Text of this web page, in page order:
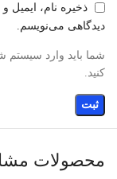
ذخیره نام، ایمیل
دیدگاهی می‌نویسم.
شما باید وارد سیستم
کنید.
محصولات